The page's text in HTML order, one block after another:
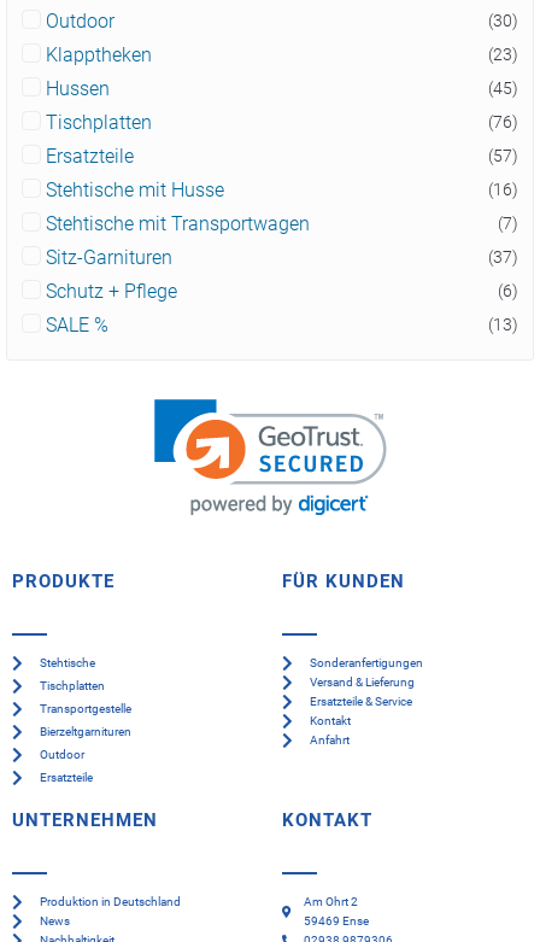
Outdoor (30)
Klapptheken (23)
Hussen (45)
Tischplatten (76)
Ersatzteile (57)
Stehtische mit Husse (16)
Stehtische mit Transportwagen (7)
Sitz-Garnituren (37)
Schutz + Pflege (6)
SALE % (13)
PRODUKTE
Stehtische
Tischplatten
Transportgestelle
Bierzeltgarnituren
Outdoor
Ersatzteile
FÜR KUNDEN
Sonderanfertigungen
Versand & Lieferung
Ersatzteile & Service
Kontakt
Anfahrt
UNTERNEHMEN
Produktion in Deutschland
News
KONTAKT
Am Ohrt 2
59469 Ense